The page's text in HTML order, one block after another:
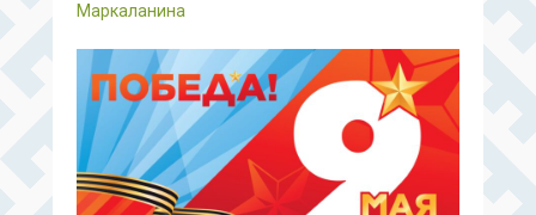
Маркаланина